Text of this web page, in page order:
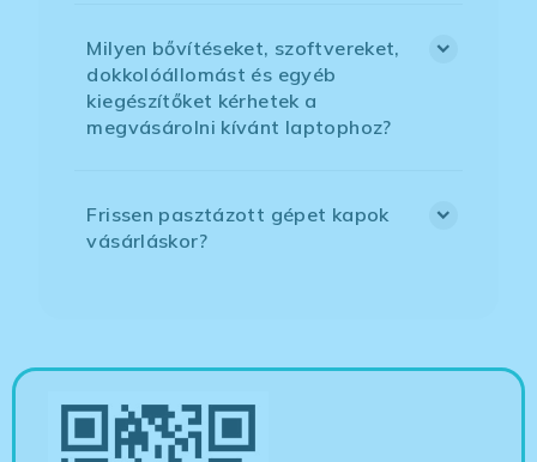
Milyen bővítéseket, szoftvereket,
dokkolóállomást és egyéb
kiegészítőket kérhetek a
megvásárolni kívánt laptophoz?
Frissen pasztázott gépet kapok
vásárláskor?